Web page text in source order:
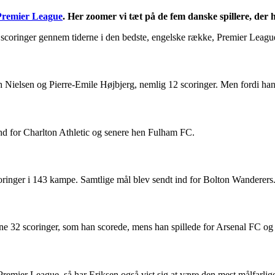
League. Her zoomer vi tæt på de fem danske spillere, der
gennem tiderne i den bedste, engelske række, Premier
og Pierre-Emile Højbjerg, nemlig 12 scoringer. Men fordi
for Charlton Athletic og senere hen Fulham FC.
i 143 kampe. Samtlige mål blev sendt ind for Bolton Wanderers.
32 scoringer, som han scorede, mens han spillede for Arsenal FC